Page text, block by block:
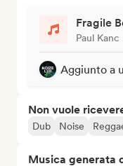
Fragile
Paul Kanc
Aggiunto a
Non vuole
Dub Noise
Musica generata